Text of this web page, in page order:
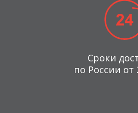
Сроки
по России от